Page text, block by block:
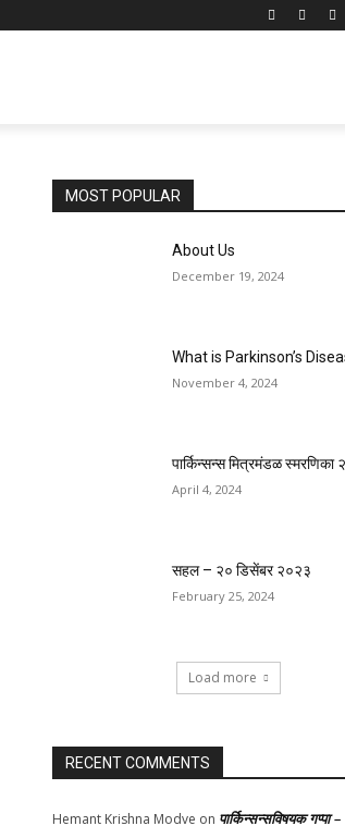
MOST POPULAR
About Us
December 19, 2024
What is Parkinson’s
November 4, 2024
पार्किन्सन्स मित्रमंडळ स्मरणिका
April 4, 2024
सहल – २० डिसेंबर २०२३
February 25, 2024
Load more
RECENT COMMENTS
Hemant Krishna Modve on पार्किन्सन्सविषयक गप्पा